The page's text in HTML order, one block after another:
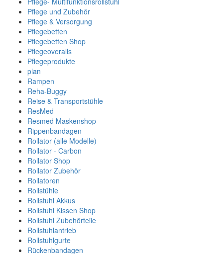
Pflege und Zubehör
Pflege & Versorgung
Pflegebetten
Pflegebetten Shop
Pflegeoveralls
Pflegeprodukte
plan
Rampen
Reha-Buggy
Reise & Transportstühle
ResMed
Resmed Maskenshop
Rippenbandagen
Rollator (alle Modelle)
Rollator - Carbon
Rollator Shop
Rollator Zubehör
Rollatoren
Rollstühle
Rollstuhl Akkus
Rollstuhl Kissen Shop
Rollstuhl Zubehörteile
Rollstuhlantrieb
Rollstuhlgurte
Rückenbandagen